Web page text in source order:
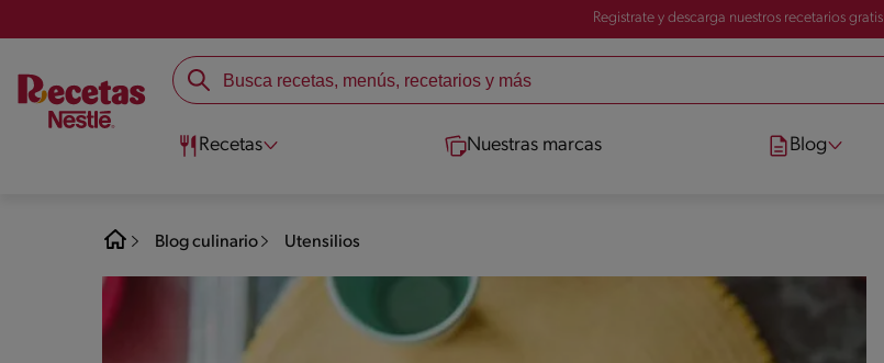
Registrate y descarga nuestros recetarios gratis
Recetas Nuestras marcas Blog
Blog culinario Utensilios